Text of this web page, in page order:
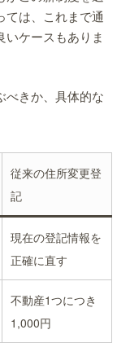
ては、これまで通
いケースもありま
べきか、具体的な
従来の住所変更登
記
現在の登記情報を
正確に直す
不動産1つにつき
1,000円